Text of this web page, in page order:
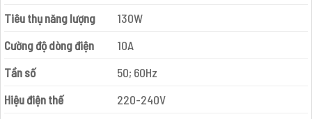
Tiêu thụ năng lượng
130W
Cường độ dòng điện
10A
Tần số
50; 60Hz
Hiệu điện thế
220-240V